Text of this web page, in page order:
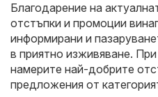
Благодарение на
отстъпки и промоции
информирани и
в приятно изживяване.
намерите най-добрите
предложения от